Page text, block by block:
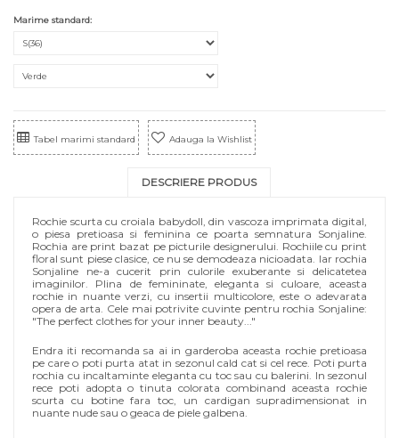
Marime standard:
Tabel marimi standard Adauga la Wishlist
DESCRIERE PRODUS
Rochie scurta cu croiala babydoll, din vascoza imprimata digital,
o piesa pretioasa si feminina ce poarta semnatura Sonjaline.
Rochia are print bazat pe picturile designerului. Rochiile cu print
floral sunt piese clasice, ce nu se demodeaza nicioadata. Iar rochia
Sonjaline ne-a cucerit prin culorile exuberante si delicatetea
imaginilor. Plina de femininate, eleganta si culoare, aceasta
rochie in nuante verzi, cu insertii multicolore, este o adevarata
opera de arta. Cele mai potrivite cuvinte pentru rochia Sonjaline:
"The perfect clothes for your inner beauty..."
Endra iti recomanda sa ai in garderoba aceasta rochie pretioasa
pe care o poti purta atat in sezonul cald cat si cel rece. Poti purta
rochia cu incaltaminte eleganta cu toc sau cu balerini. In sezonul
rece poti adopta o tinuta colorata combinand aceasta rochie
scurta cu botine fara toc, un cardigan supradimensionat in
nuante nude sau o geaca de piele galbena.